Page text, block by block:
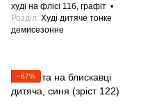
худі на флісі 116, графіт
Розділ Худі дитяче тонке
демисезонне
−67%